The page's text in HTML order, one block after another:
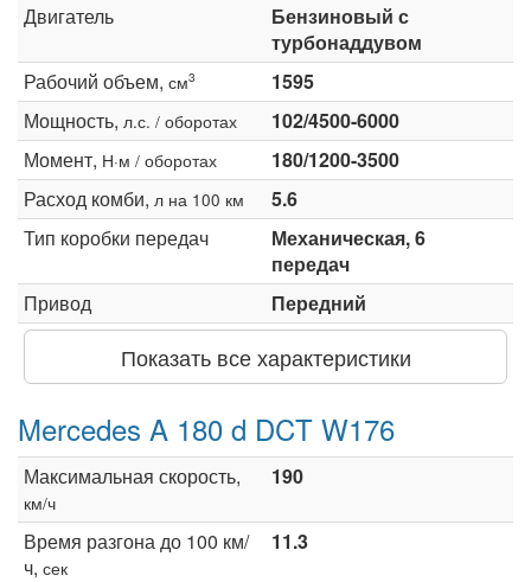
Двигатель
Бензиновый с
турбонаддувом
Рабочий объем, см3
1595
Мощность, л.с. / оборотах
102/4500-6000
Момент, Н·м / оборотах
180/1200-3500
Расход комби, л на 100 км
5.6
Тип коробки передач
Механическая, 6
передач
Привод
Передний
Показать все характеристики
Mercedes A 180 d DCT W176
Максимальная скорость,
км/ч
190
Время разгона до 100 км/
ч, сек
11.3